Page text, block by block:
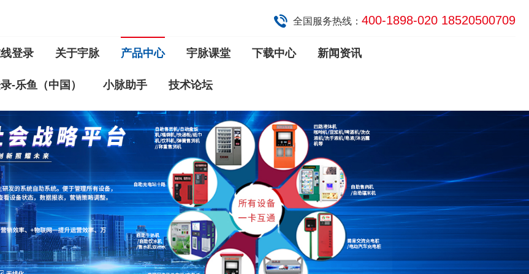
全国服务热线： 400-1898-020 18520500709
登录 关于宇脉 产品中心 宇脉课堂 下载中心 新闻资讯
-乐鱼（中国） 小脉助手 技术论坛